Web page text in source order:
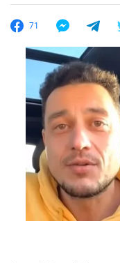
71